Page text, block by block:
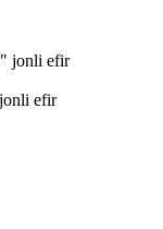
jonli efir
efir